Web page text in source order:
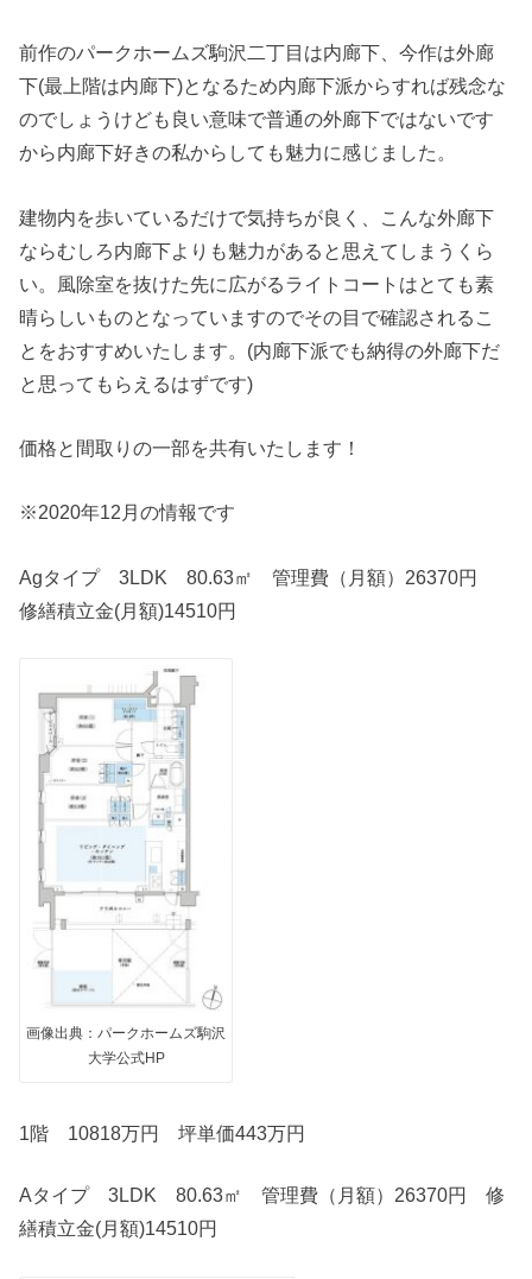
前作のパークホームズ駒沢二丁目は内廊下、今作は外廊
下(最上階は内廊下)となるため内廊下派からすれば残念な
のでしょうけども良い意味で普通の外廊下ではないです
から内廊下好きの私からしても魅力に感じました。
建物内を歩いているだけで気持ちが良く、こんな外廊下
ならむしろ内廊下よりも魅力があると思えてしまうくら
い。風除室を抜けた先に広がるライトコートはとても素
晴らしいものとなっていますのでその目で確認されるこ
とをおすすめいたします。(内廊下派でも納得の外廊下だ
と思ってもらえるはずです)
価格と間取りの一部を共有いたします！
※2020年12月の情報です
Agタイプ 3LDK 80.63㎡ 管理費（月額）26370円
修繕積立金(月額)14510円
画像出典：パークホームズ駒沢
大学公式HP
1階 10818万円 坪単価443万円
Aタイプ 3LDK 80.63㎡ 管理費（月額）26370円 修
繕積立金(月額)14510円